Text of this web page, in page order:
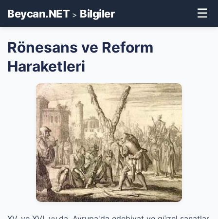
Beycan.NET> Bilgiler ☰
Rönesans ve Reform
Haraketleri